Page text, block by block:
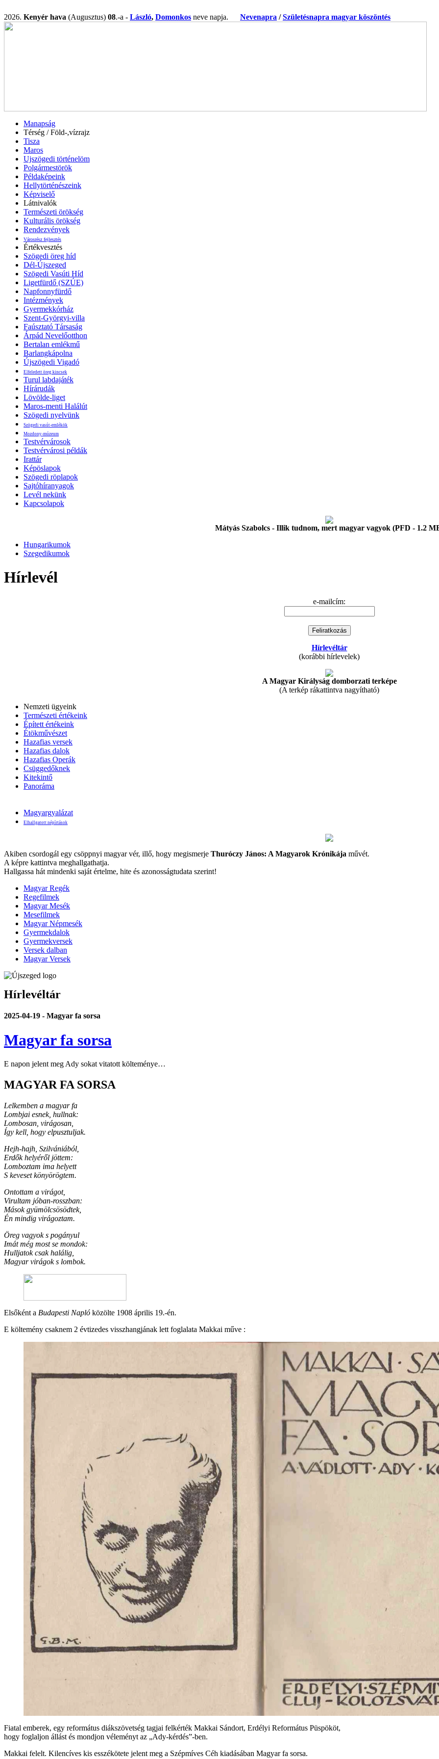
2026. Kenyér hava (Augusztus) 08.-a - László, Domonkos neve napja. Nevenapra /Születésnapra magyar köszöntés
Manapság
Térség / Föld-,vízrajz
Tisza
Maros
Ujszögedi történelöm
Polgármestörök
Példaképeink
Hellytörténészeink
Képviselő
Látnivalók
Természeti örökség
Kulturális örökség
Rendezvények
Városrész fejlesztés
Értékvesztés
Szögedi öreg híd
Dél-Újszeged
Szögedi Vasúti Híd
Ligetfürdő (SZÚE)
Napfonnyfürdő
Intézmények
Gyermekkórház
Szent-Györgyi-villa
Faúsztató Társaság
Árpád Nevelőotthon
Bertalan emlékmű
Barlangkápolna
Újszögedi Vigadó
Elfeledett öreg kincsek
Turul labdajáték
Hírárudák
Lövölde-liget
Maros-menti Halálút
Szögedi nyelvünk
Szögedi vasút-emlékök
Mozdony-múzeum
Testvérvárosok
Testvérvárosi példák
Irattár
Képöslapok
Szögedi röplapok
Sajtóhíranyagok
Levél nekünk
Kapcsolapok
Mátyás Szabolcs - Illik tudnom, mert magyar vagyok (PFD - 1.2
Hungarikumok
Szegedikumok
Hírlevél
e-mailcím:
Hírlevéltár
(korábbi hírlevelek)
A Magyar Királyság domborzati terképe
(A terkép rákattintva nagyítható)
Nemzeti ügyeink
Természeti értékeink
Épített értékeink
Étökművészet
Hazafias versek
Hazafias dalok
Hazafias Operák
Csüggedőknek
Kitekintő
Panoráma
Magyargyalázat
Elhallgatott népírtások
Akiben csordogál egy csöppnyi magyar vér, illő, hogy megismerje Thuróczy János: A Magyarok Krónikája művét.
A képre kattintva meghallgathatja.
Hallgassa hát mindenki saját értelme, hite és azonosságtudata szerint!
Magyar Regék
Regefilmek
Magyar Mesék
Mesefilmek
Magyar Népmesék
Gyermekdalok
Gyermekversek
Versek dalban
Magyar Versek
Hírlevéltár
2025-04-19 - Magyar fa sorsa
Magyar fa sorsa
E napon jelent meg Ady sokat vitatott költeménye…
MAGYAR FA SORSA
Lelkemben a magyar fa
Lombjai esnek, hullnak:
Lombosan, virágosan,
Így kell, hogy elpusztuljak.
Hejh-hajh, Szilvániából,
Erdők helyéről jöttem:
Lomboztam ima helyett
S keveset könyörögtem.
Ontottam a virágot,
Virultam jóban-rosszban:
Mások gyümölcsösödtek,
Én mindig virágoztam.
Öreg vagyok s pogányul
Imát még most se mondok:
Hulljatok csak halálig,
Magyar virágok s lombok.
Elsőként a Budapesti Napló közölte 1908 április 19.-én.
E költemény csaknem 2 évtizedes visszhangjának lett foglalata Makkai műve :
Fiatal emberek, egy református diákszövetség tagjai felkérték Makkai Sándort, Erdélyi Református Püspököt,
hogy foglaljon állást és mondjon véleményt az „Ady-kérdés”-ben.
Makkai felelt. Kilencíves kis esszékötete jelent meg a Szépmíves Céh kiadásában Magyar fa sorsa.